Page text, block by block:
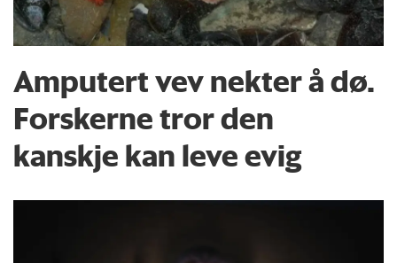
Amputert vev nekter å dø.
Forskerne tror den
kanskje kan leve evig